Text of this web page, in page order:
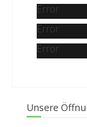
Error
Error
Error
Unsere